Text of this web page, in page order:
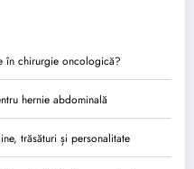
în chirurgie oncologică?
hernie abdominală
trăsături și personalitate